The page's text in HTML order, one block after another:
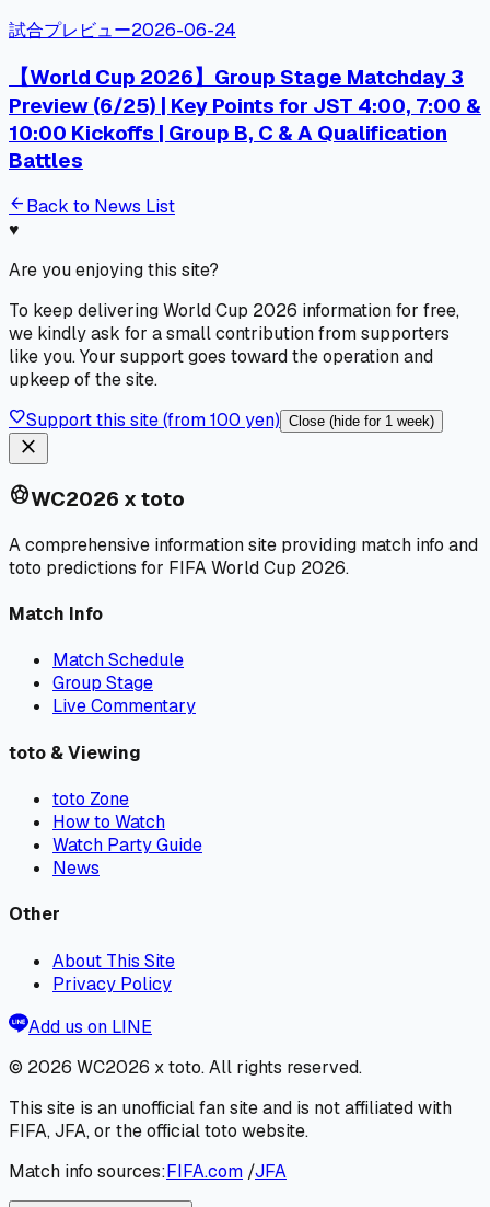
試合プレビュー2026-06-24
【World Cup 2026】Group Stage Matchday 3
Preview (6/25) | Key Points for JST 4:00, 7:00 &
10:00 Kickoffs | Group B, C & A Qualification
Battles
arrow_back Back to News List
♥
Are you enjoying this site?
To keep delivering World Cup 2026 information for free,
we kindly ask for a small contribution from supporters
like you. Your support goes toward the operation and
upkeep of the site.
favoriteSupport this site (from 100 yen) Close (hide for 1 week)
close
sports_soccerWC2026 x toto
A comprehensive information site providing match info and
toto predictions for FIFA World Cup 2026.
Match Info
Match Schedule
Group Stage
Live Commentary
toto & Viewing
toto Zone
How to Watch
Watch Party Guide
News
Other
About This Site
Privacy Policy
Add us on LINE
© 2026 WC2026 x toto. All rights reserved.
This site is an unofficial fan site and is not affiliated with
FIFA, JFA, or the official toto website.
Match info sources:FIFA.com /JFA